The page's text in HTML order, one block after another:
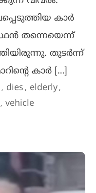
കാർ
തന്നെയെന്ന്
തുടർന്ന്
കാർ […]
, dies , elderly,
, vehicle